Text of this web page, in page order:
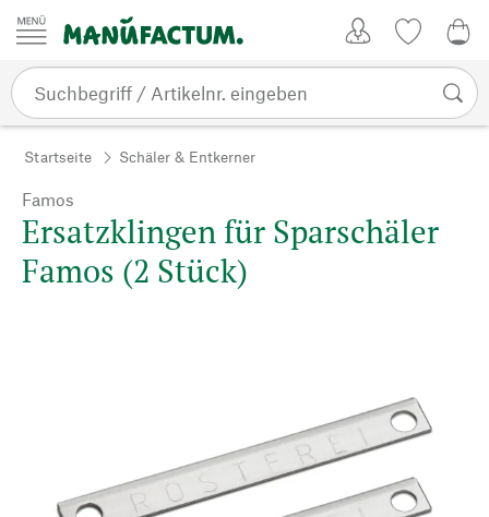
Zum Inhalt springen
Startseite Schäler & Entkerner
Famos
Ersatzklingen für Sparschäler
Famos (2 Stück)